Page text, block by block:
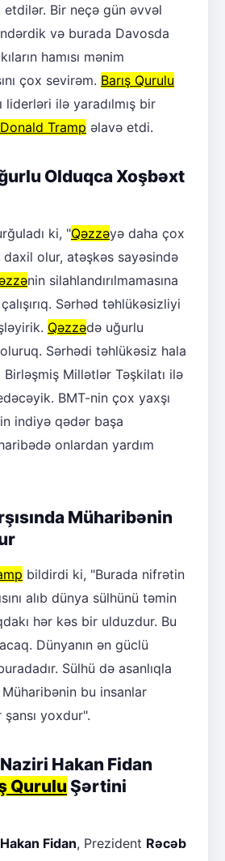
Bir neçə gün əvvəl
və burada Davosda
hamısı mənim
çox sevirəm. Barış Qurulu
liderləri ilə yaradılmış bir
Donald Tramp əlavə etdi.
Olduqca Xoşbəxt
ki, "Qəzzəyə daha çox
daxil olur, atəşkəs sayəsində
nin silahlandırılmamasına
Sərhəd təhlükəsizliyi
Qəzzədə uğurlu
Sərhədi təhlükəsiz hala
Millətlər Təşkilatı ilə
BMT-nin çox yaxşı
indiyə qədər başa
onlardan yardım
Müharibənin
bildirdi ki, "Burada nifrətin
alıb dünya sülhünü təmin
hər kəs bir ulduzdur. Bu
Dünyanın ən güclü
Sülhü də asanlıqla
bu insanlar
şansı yoxdur".
Hakan Fidan
Qurulu Şərtini
Hakan Fidan, Prezident Rəcəb